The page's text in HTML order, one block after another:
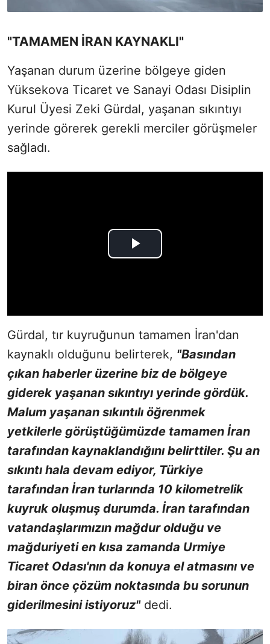
"TAMAMEN İRAN KAYNAKLI"
Yaşanan durum üzerine bölgeye giden
Yüksekova Ticaret ve Sanayi Odası Disiplin
Kurul Üyesi Zeki Gürdal, yaşanan sıkıntıyı
yerinde görerek gerekli merciler görüşmeler
sağladı.
Gürdal, tır kuyruğunun tamamen İran'dan
kaynaklı olduğunu belirterek, "Basından
çıkan haberler üzerine biz de bölgeye
giderek yaşanan sıkıntıyı yerinde gördük.
Malum yaşanan sıkıntılı öğrenmek
yetkilerle görüştüğümüzde tamamen İran
tarafından kaynaklandığını belirttiler. Şu an
sıkıntı hala devam ediyor, Türkiye
tarafından İran turlarında 10 kilometrelik
kuyruk oluşmuş durumda. İran tarafından
vatandaşlarımızın mağdur olduğu ve
mağduriyeti en kısa zamanda Urmiye
Ticaret Odası'nın da konuya el atmasını ve
biran önce çözüm noktasında bu sorunun
giderilmesini istiyoruz"dedi.